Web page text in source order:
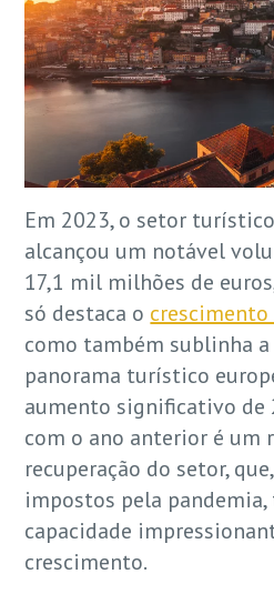
Em 2023, o setor
alcançou um notável
17,1 mil milhões de
só destaca o
como também sublinha
panorama turístico
aumento significativo de
com o ano anterior é um
recuperação do setor,
impostos pela
capacidade
crescimento.